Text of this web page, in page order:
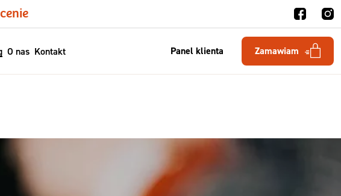
Panel klienta Zamawiam
O nas Kontakt